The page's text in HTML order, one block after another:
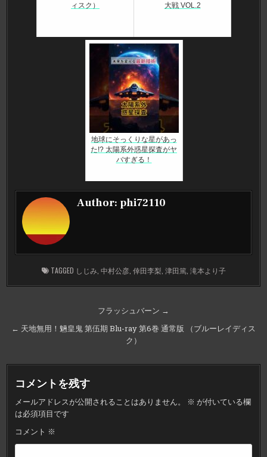
ィスク）
大戦 VOL.2
地球にそっくりな星があっ
た!? 太陽系外惑星探査がヤ
バすぎる！
Author: phi72110
TAGGED しじみ, 中村公彦, 倖田李梨 津田篤, 滝本より子
稿
ビ
ゲ
ー
シ
ョ
ン
フラッシュバーン →
← 天地無用！魎皇鬼 第伍期 Blu-ray 第6巻 通常版 （ブルーレイディス
ク）
コメントを残す
メールアドレスが公開されることはありません。 ※ が付いている欄
は必須項目です
コメント ※